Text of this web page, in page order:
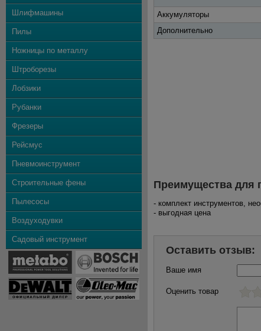
Шлифмашины
Пилы
Ножницы по металлу
Штроборезы
Лобзики
Рубанки
Фрезеры
Рейсмус
Пневмоинструмент
Строительные фены
Пылесосы
Воздуходувки
Садовый инструмент
Аккумуляторы
Дополнительно
Преимущества для
- комплект инструментов,
- выгодная цена
Оставить отзыв:
Ваше имя
Оценить товар